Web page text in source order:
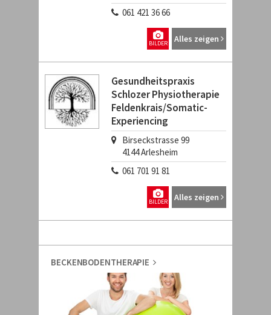
061 421 36 66
Alles zeigen
BILDER
Gesundheitspraxis
Schlozer Physiotherapie
Feldenkrais/Somatic-
Experiencing
Birseckstrasse 99
4144Arlesheim
061 701 91 81
Alles zeigen
BILDER
BECKENBODENTHERAPIE